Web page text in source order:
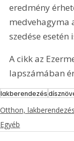
eredmény
medvehagyma
szedése esetén
A cikk az
lapszámában
lakberendezés
Otthon, lakberendezés
Egyéb